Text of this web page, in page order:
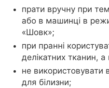
прати вручну при
або в машинці в
«Шовк»;
при пранні
делікатних тканин,
не використовувати
для білизни;